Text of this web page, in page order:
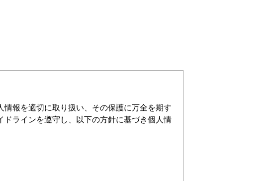
報を適切に取り扱い、その保護に万全を期す
ラインを遵守し、以下の方針に基づき個人情